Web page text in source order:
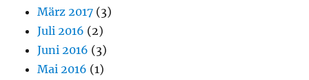
März 2017 (3)
Juli 2016 (2)
Juni 2016 (3)
Mai 2016 (1)